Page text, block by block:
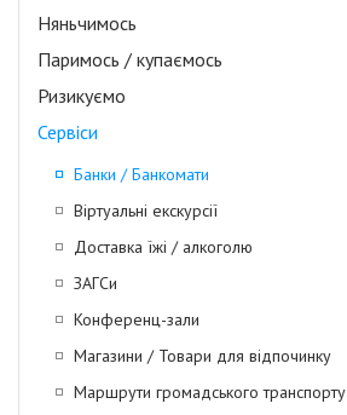
Няньчимось
Паримось / купаємось
Ризикуємо
Сервіси
Банки / Банкомати
Віртуальні екскурсії
Доставка їжі / алкоголю
ЗАГСи
Конференц-зали
Магазини / Товари для відпочинку
Маршрути громадського транспорту